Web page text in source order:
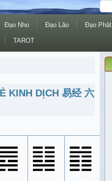
Đạo Nho Đạo Lão Đạo Phật
TAROT
KINH DỊCH 易经 六